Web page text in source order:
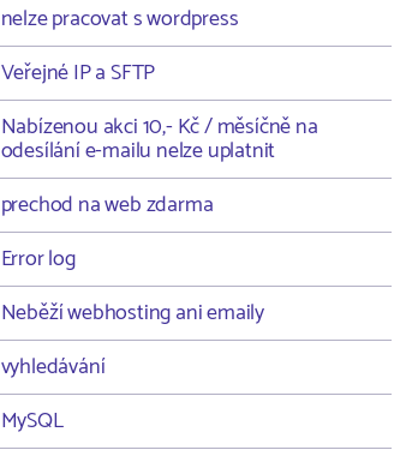
nelze pracovat s wordpress
Veřejné IP a SFTP
Nabízenou akci 10,- Kč / měsíčně na
odesílání e-mailu nelze uplatnit
prechod na web zdarma
Error log
Neběží webhosting ani emaily
vyhledávání
MySQL